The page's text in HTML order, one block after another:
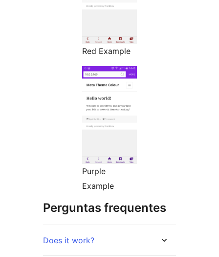
Red Example
Purple
Example
Perguntas frequentes
Does it work?